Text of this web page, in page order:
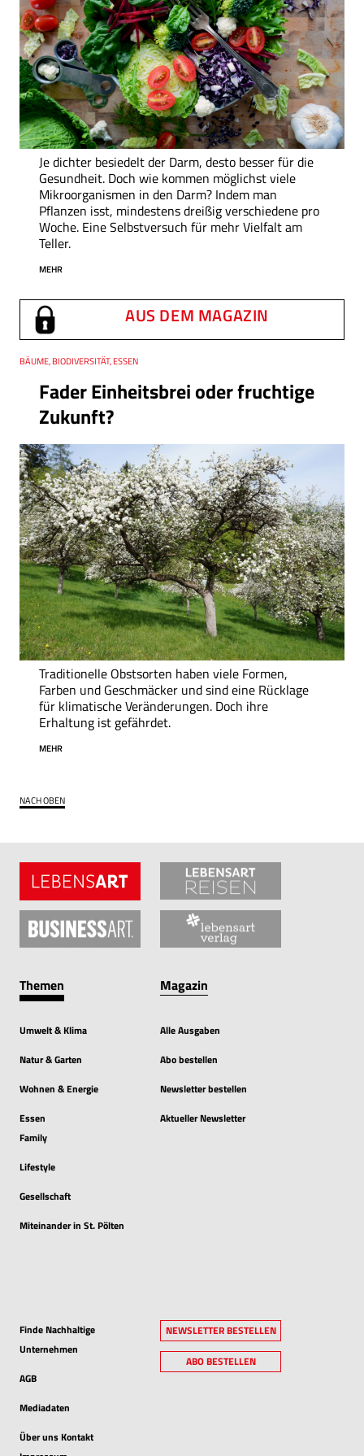
Je dichter besiedelt der Darm, desto besser für die
Gesundheit. Doch wie kommen möglichst viele
Mikroorganismen in den Darm? Indem man
Pflanzen isst, mindestens dreißig verschiedene pro
Woche. Eine Selbstversuch für mehr Vielfalt am
Teller.
MEHR
AUS DEM MAGAZIN
Fader Einheitsbrei oder fruchtige
Zukunft?
Thema
BÄUME, BIODIVERSITÄT, ESSEN
Traditionelle Obstsorten haben viele Formen,
Farben und Geschmäcker und sind eine Rücklage
für klimatische Veränderungen. Doch ihre
Erhaltung ist gefährdet.
MEHR
NACH OBEN
Themen
Umwelt & Klima
Natur & Garten
Wohnen & Energie
Essen
Family
Lifestyle
Gesellschaft
Miteinander in St. Pölten
Magazin
Alle Ausgaben
Abo bestellen
Newsletter bestellen
Aktueller Newsletter
Finde Nachhaltige
Unternehmen
AGB
Mediadaten
Über uns Kontakt
NEWSLETTER BESTELLEN
ABO BESTELLEN